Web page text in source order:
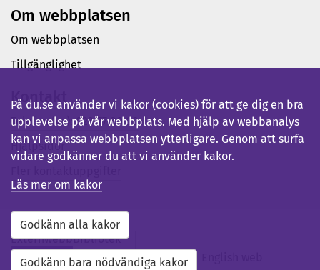
Om webbplatsen
Om webbplatsen
Tillgänglighet
Kontakt
Telefon (vx): 023-77 80 00
Hjälpsidor
ExternwebbBibliotek
StudentwebbMedarbetarwebb
På du.se använder vi kakor (cookies) för att ge dig en bra
upplevelse på vår webbplats. Med hjälp av webbanalys
kan vi anpassa webbplatsen ytterligare. Genom att surfa
vidare godkänner du att vi använder kakor.
Läs mer om kakor
Godkänn alla kakor
Godkänn bara nödvändiga kakor